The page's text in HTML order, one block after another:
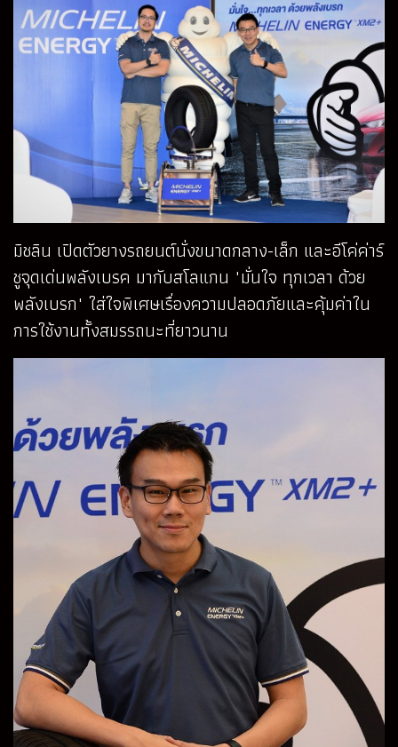
มิชลิน เปิดตัวยางรถยนต์นั่งขนาดกลาง-เล็ก และอีโค่ค่าร์
ชูจุดเด่นพลังเบรค มากับสโลแกน "มั่นใจ ทุกเวลา ด้วย
พลังเบรก" ใส่ใจพิเศษเรื่องความปลอดภัยและคุ้มค่าใน
การใช้งานทั้งสมรรถนะที่ยาวนาน